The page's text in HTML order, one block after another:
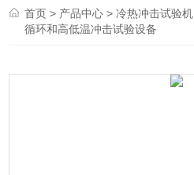
首页 > 产品中心 >冷热冲击试验机
循环和高低温冲击试验设备